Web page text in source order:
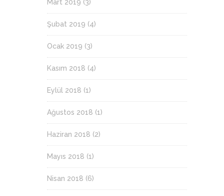
Mart 2019 (3)
Şubat 2019 (4)
Ocak 2019 (3)
Kasım 2018 (4)
Eylül 2018 (1)
Ağustos 2018 (1)
Haziran 2018 (2)
Mayıs 2018 (1)
Nisan 2018 (6)